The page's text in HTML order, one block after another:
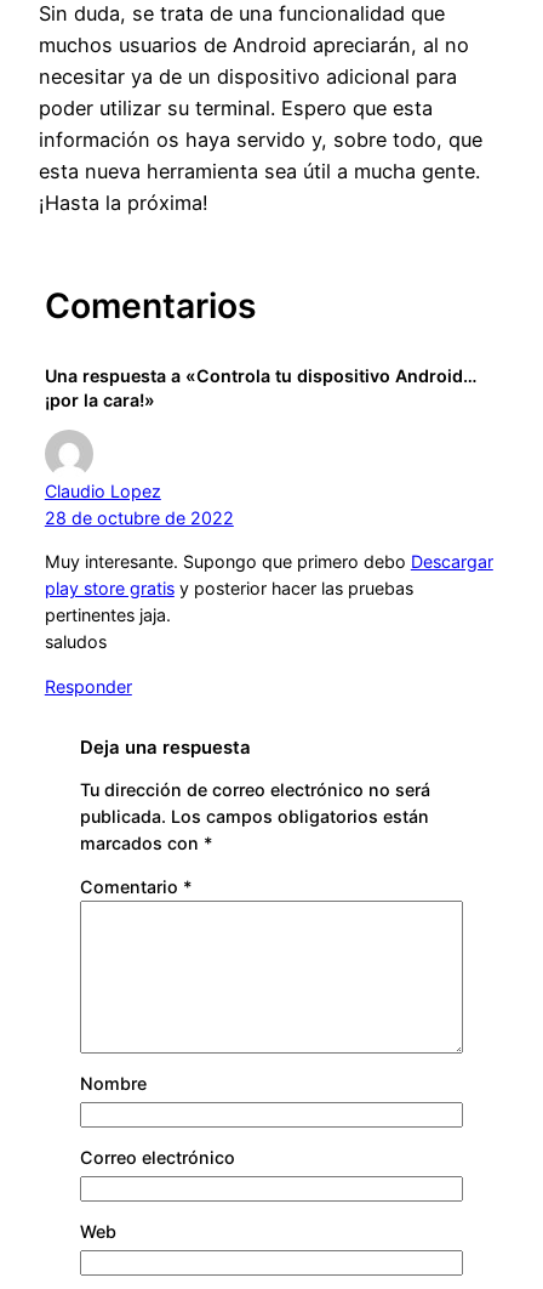
Sin duda, se trata de una funcionalidad que
muchos usuarios de Android apreciarán, al no
necesitar ya de un dispositivo adicional para
poder utilizar su terminal. Espero que esta
información os haya servido y, sobre todo, que
esta nueva herramienta sea útil a mucha gente.
¡Hasta la próxima!
Comentarios
Una respuesta a «Controla tu dispositivo Android…
¡por la cara!»
Claudio Lopez
28 de octubre de 2022
Muy interesante. Supongo que primero debo Descargar
play store gratisy posterior hacer las pruebas
pertinentes jaja.
saludos
Responder
Deja una respuesta
Tu dirección de correo electrónico no será
publicada. Los campos obligatorios están
marcados con *
Comentario *
Nombre
Correo electrónico
Web